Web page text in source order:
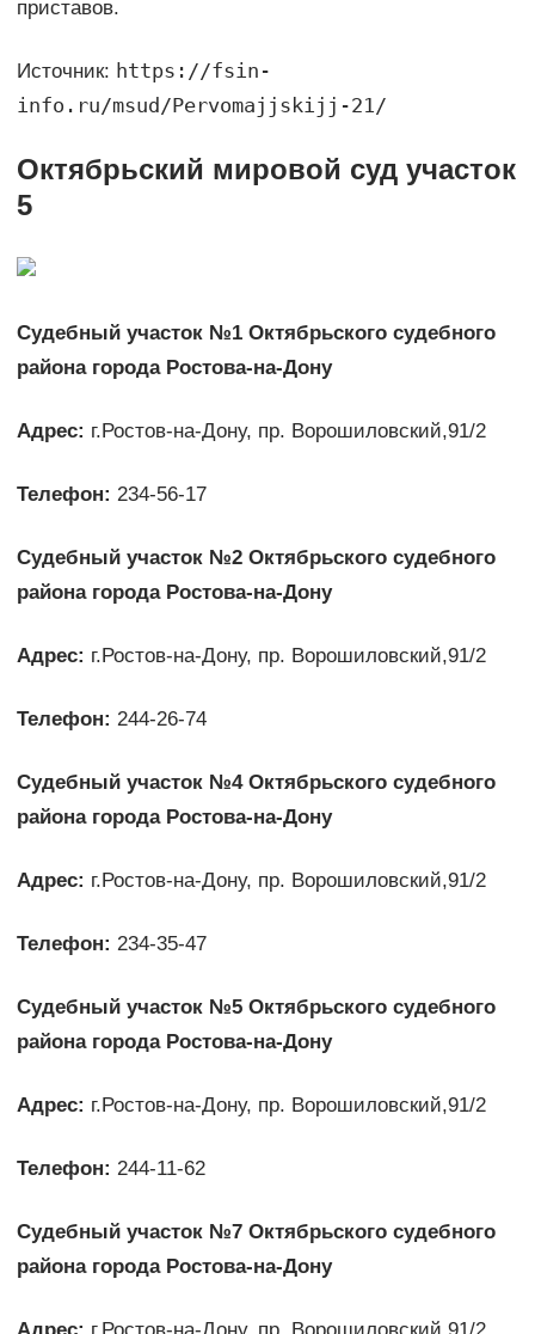
приставов.
Источник: https://fsin-
info.ru/msud/Pervomajjskijj-21/
Октябрьский мировой суд участок
5
Судебный участок №1 Октябрьского судебного
района города Ростова-на-Дону
Адрес: г.Ростов-на-Дону, пр. Ворошиловский,91/2
Телефон: 234-56-17
Судебный участок №2 Октябрьского судебного
района города Ростова-на-Дону
Адрес: г.Ростов-на-Дону, пр. Ворошиловский,91/2
Телефон: 244-26-74
Судебный участок №4 Октябрьского судебного
района города Ростова-на-Дону
Адрес: г.Ростов-на-Дону, пр. Ворошиловский,91/2
Телефон: 234-35-47
Судебный участок №5 Октябрьского судебного
района города Ростова-на-Дону
Адрес: г.Ростов-на-Дону, пр. Ворошиловский,91/2
Телефон: 244-11-62
Судебный участок №7 Октябрьского судебного
района города Ростова-на-Дону